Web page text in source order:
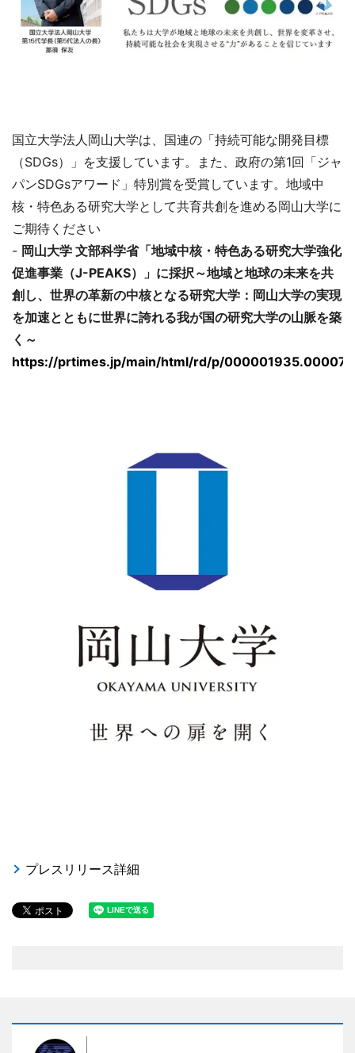
国立大学法人岡山大学は、国連の「持続可能な開発目標
（SDGs）」を支援しています。また、政府の第1回「ジャ
パンSDGsアワード」特別賞を受賞しています。地域中
核・特色ある研究大学として共育共創を進める岡山大学に
ご期待ください
- 岡山大学 文部科学省「地域中核・特色ある研究大学強化
促進事業（J-PEAKS）」に採択～地域と地球の未来を共
創し、世界の革新の中核となる研究大学：岡山大学の実現
を加速とともに世界に誇れる我が国の研究大学の山脈を築
く～
https://prtimes.jp/main/html/rd/p/
プレスリリース詳細